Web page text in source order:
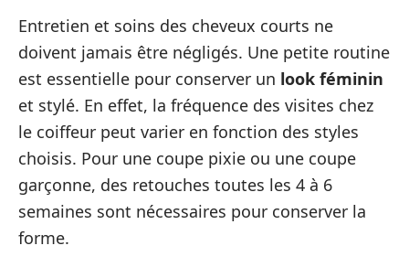
Entretien et soins des cheveux courts ne
doivent jamais être négligés. Une petite routine
est essentielle pour conserver un look féminin
et stylé. En effet, la fréquence des visites chez
le coiffeur peut varier en fonction des styles
choisis. Pour une coupe pixie ou une coupe
garçonne, des retouches toutes les 4 à 6
semaines sont nécessaires pour conserver la
forme.